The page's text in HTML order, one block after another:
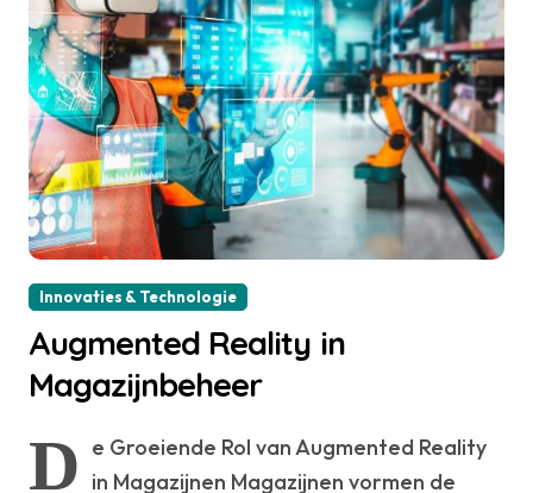
Innovaties & Technologie
Augmented Reality in
Magazijnbeheer
D e Groeiende Rol van Augmented Reality
in Magazijnen Magazijnen vormen de